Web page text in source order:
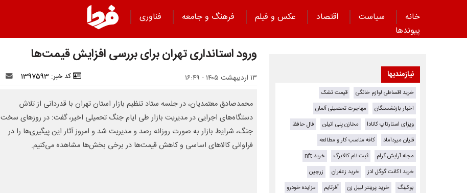
خانه سیاست اقتصاد عکس و فیلم فرهنگ و جامعه
فناوری
پیوند‌ها
ورود استانداری تهران برای بررسی افزایش قیمت‌ها
۱۳ اردیبهشت ۱۴۰۵ - ۱۶:۴۹ کد خبر: 1397593
محمدصادق معتمدیان، در جلسه ستاد تنظیم بازار استان تهران با قدردانی از تلاش
دستگاه‌های اجرایی در مدیریت بازار طی ایام جنگ تحمیلی اخیر، گفت: در روزهای سخت
جنگ، شرایط بازار به‌ صورت روزانه رصد و مدیریت شد و امروز آثار این پیگیری‌ها را در
فراوانی کالاهای اساسی و کاهش قیمت‌ها در برخی بخش‌ها مشاهده می‌کنیم.
نیازمندیها
خرید اقساطی لوازم خانگی
قیمت تشک
اخبار بازنشستگان
مهاجرت تحصیلی آلمان
ویزای استارتاپ کانادا
مخازن پلی اتیلن
فال حافظ
قلیان میرداماد
کافه مناسب کار و مطالعه
مجله آرایش گرام
ثبت نام کالابرگ
خرید nft
خرید اکانت گوگل ادز
خرید زعفران
زرچین
بوکینگ
خرید پرینتر لیبل زن آفرتایم
مزایده خودرو